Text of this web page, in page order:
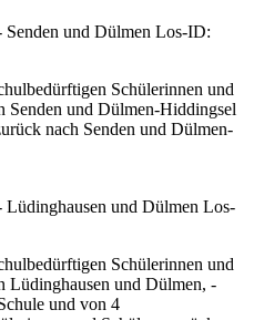
Senden und Dülmen Los-ID:
Schülerinnen und
Senden und Dülmen-Hiddingsel
nach Senden und Dülmen-
Lüdinghausen und Dülmen Los-
Schülerinnen und
Lüdinghausen und Dülmen, -
und von 4